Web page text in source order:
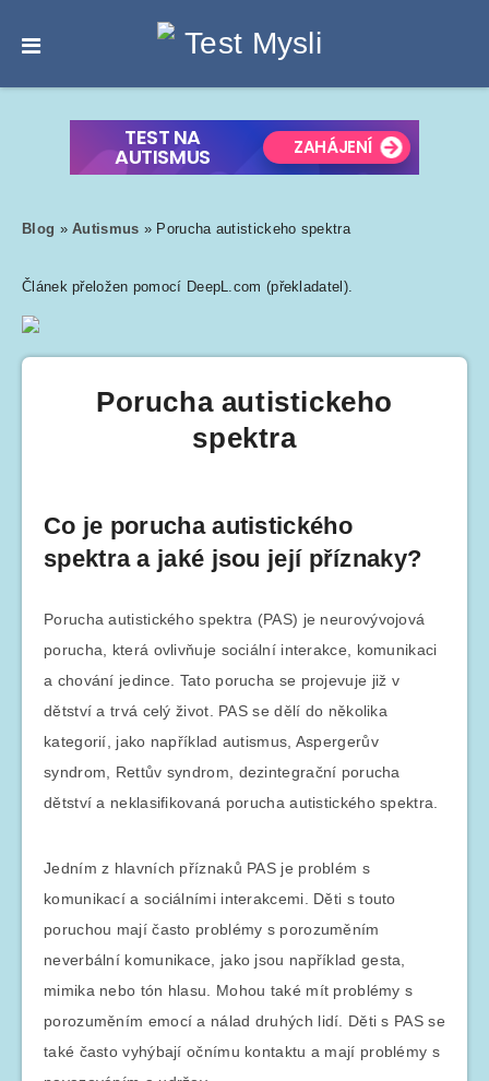
Blog »Autismus » Porucha autistickeho spektra
Článek přeložen pomocí DeepL.com (překladatel).
Porucha autistickeho
spektra
Co je porucha autistického
spektra a jaké jsou její příznaky?
Porucha autistického spektra (PAS) je neurovývojová
porucha, která ovlivňuje sociální interakce, komunikaci
a chování jedince. Tato porucha se projevuje již v
dětství a trvá celý život. PAS se dělí do několika
kategorií, jako například autismus, Aspergerův
syndrom, Rettův syndrom, dezintegrační porucha
dětství a neklasifikovaná porucha autistického spektra.
Jedním z hlavních příznaků PAS je problém s
komunikací a sociálními interakcemi. Děti s touto
poruchou mají často problémy s porozuměním
neverbální komunikace, jako jsou například gesta,
mimika nebo tón hlasu. Mohou také mít problémy s
porozuměním emocí a nálad druhých lidí. Děti s PAS se
také často vyhýbají očnímu kontaktu a mají problémy s